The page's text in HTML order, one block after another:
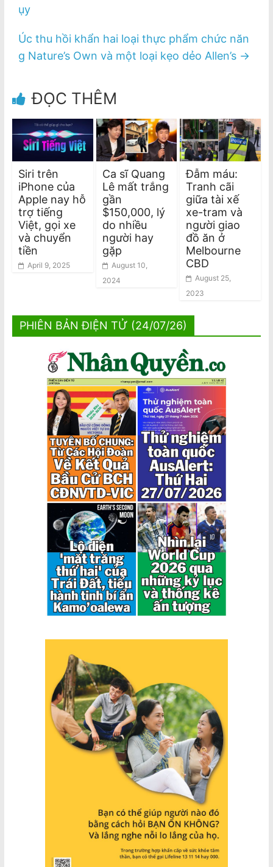
ụy
Úc thu hồi khẩn hai loại thực phẩm chức năn
g Nature’s Own và một loại kẹo dẻo Allen’s →
ĐỌC THÊM
Siri trên
iPhone của
Apple nay hỗ
trợ tiếng
Việt, gọi xe
và chuyển
tiền
April 9, 2025
Ca sĩ Quang
Lê mất trắng
gần
$150,000, lý
do nhiều
người hay
gặp
August 10,
2024
Đẫm máu:
Tranh cãi
giữa tài xế
xe-tram và
người giao
đồ ăn ở
Melbourne
CBD
August 25,
2023
PHIÊN BẢN ĐIỆN TỬ (24/07/26)